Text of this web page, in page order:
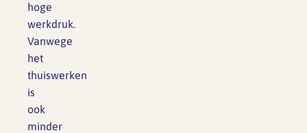
hoge
werkdruk.
Vanwege
het
thuiswerken
is
ook
minder